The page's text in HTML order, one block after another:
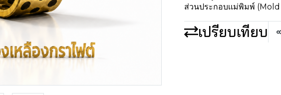
ส่วนประกอบเเม่พิมพ์
เปรียบเทียบ